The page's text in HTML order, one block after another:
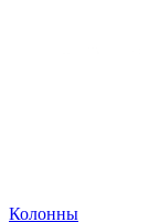
Колонны